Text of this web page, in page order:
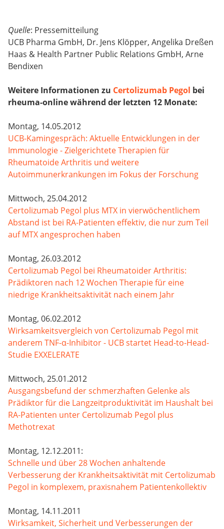
Quelle: Pressemitteilung
UCB Pharma GmbH, Dr. Jens Klöpper, Angelika Dreßen
Haas & Health Partner Public Relations GmbH, Arne
Bendixen
Weitere Informationen zu Certolizumab Pegol bei
rheuma-online während der letzten 12 Monate:
Montag, 14.05.2012
UCB-Kamingespräch: Aktuelle Entwicklungen in der
Immunologie - Zielgerichtete Therapien für
Rheumatoide Arthritis und weitere
Autoimmunerkrankungen im Fokus der Forschung
Mittwoch, 25.04.2012
Certolizumab Pegol plus MTX in vierwöchentlichem
Abstand ist bei RA-Patienten effektiv, die nur zum Teil
auf MTX angesprochen haben
Montag, 26.03.2012
Certolizumab Pegol bei Rheumatoider Arthritis:
Prädiktoren nach 12 Wochen Therapie für eine
niedrige Krankheitsaktivität nach einem Jahr
Montag, 06.02.2012
Wirksamkeitsvergleich von Certolizumab Pegol mit
anderem TNF-α-Inhibitor - UCB startet Head-to-Head-
Studie EXXELERATE
Mittwoch, 25.01.2012
Ausgangsbefund der schmerzhaften Gelenke als
Prädiktor für die Langzeitproduktivität im Haushalt bei
RA-Patienten unter Certolizumab Pegol plus
Methotrexat
Montag, 12.12.2011:
Schnelle und über 28 Wochen anhaltende
Verbesserung der Krankheitsaktivität mit Certolizumab
Pegol in komplexem, praxisnahem Patientenkollektiv
Montag, 14.11.2011
Wirksamkeit, Sicherheit und Verbesserungen der